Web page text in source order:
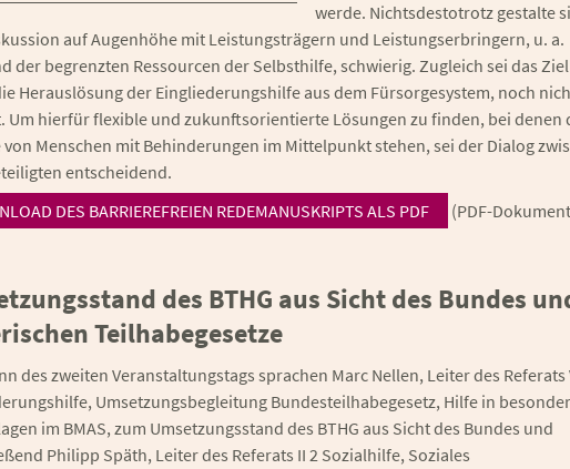
werde. Nichtsdestotrotz gestalte
auf Augenhöhe mit Leistungsträgern und Leistungserbringern, u. a.
der begrenzten Ressourcen der Selbsthilfe, schwierig. Zugleich sei das
Herauslösung der Eingliederungshilfe aus dem Fürsorgesystem, noch
Um hierfür flexible und zukunftsorientierte Lösungen zu finden, bei denen
von Menschen mit Behinderungen im Mittelpunkt stehen, sei der Dialog
entscheidend.
DES BARRIEREFREIEN REDEMANUSKRIPTS ALS PDF
(PDF-
des BTHG aus Sicht des Bundes
Teilhabegesetze
des zweiten Veranstaltungstags sprachen Marc Nellen, Leiter des Referats
Umsetzungsbegleitung Bundesteilhabegesetz, Hilfe in
im BMAS, zum Umsetzungsstand des BTHG aus Sicht des Bundes und
Philipp Späth, Leiter des Referats II 2 Sozialhilfe, Soziales